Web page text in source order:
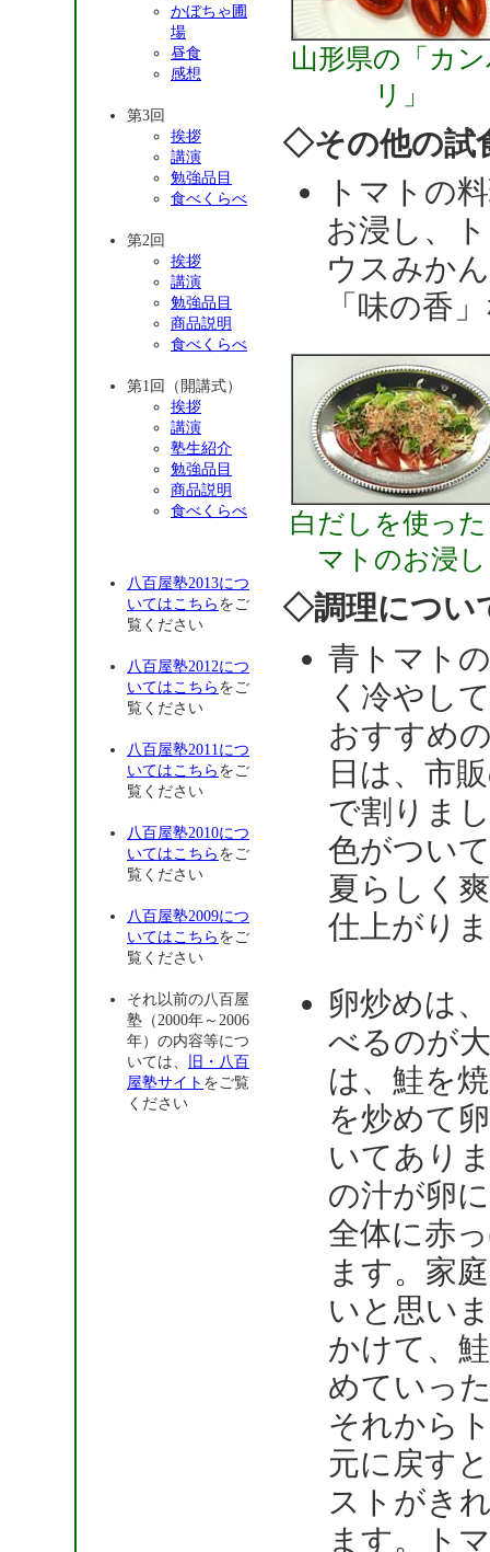
かぼちゃ圃
場
昼食
感想
第3回
挨拶
講演
勉強品目
食べくらべ
第2回
挨拶
講演
勉強品目
商品説明
食べくらべ
第1回（開講式）
挨拶
講演
塾生紹介
勉強品目
商品説明
食べくらべ
八百屋塾2013につ
いてはこちら をご
覧ください
八百屋塾2012につ
いてはこちら をご
覧ください
八百屋塾2011につ
いてはこちら をご
覧ください
八百屋塾2010につ
いてはこちら をご
覧ください
八百屋塾2009につ
いてはこちら をご
覧ください
それ以前の八百屋
塾（2000年～2006
年）の内容等につ
いては、
旧・八百
屋塾サイト をご覧
ください
山形県の「カ
リ」
◇その他の試
トマトの
お浸し、
ウスみか
「味の香
白だしを使っ
マトのお浸し
◇調理につい
青トマト
く冷やし
おすすめ
日は、市
で割りま
色がつい
夏らしく
仕上がり
卵炒めは
べるのが
は、鮭を
を炒めて
いてあり
の汁が卵
全体に赤
ます。家
いと思い
かけて、
めていっ
それから
元に戻す
ストがき
ます。ト